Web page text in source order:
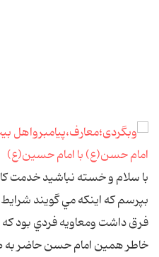
با سلام و خسته نباشيد خدمت
بپرسم كه اينكه مي گويند
فرق داشت ومعاويه فردي بود كه
خاطر همين امام حسن حاضر به